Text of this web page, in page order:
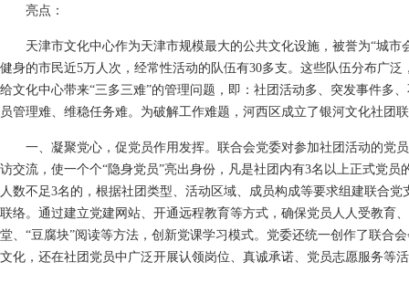
亮点：
天津市文化中心作为天津市规模最大的公共文化设施，被誉为“城市
健身的市民近5万人次，经常性活动的队伍有30多支。这些队伍分布广
给文化中心带来“三多三难”的管理问题，即：社团活动多、突发事件多
员管理难、维稳任务难。为破解工作难题，河西区成立了银河文化社团
一、凝聚党心，促党员作用发挥。联合会党委对参加社团活动的党
访交流，使一个个“隐身党员”亮出身份，凡是社团内有3名以上正式党员
人数不足3名的，根据社团类型、活动区域、成员构成等要求组建联合
联络。通过建立党建网站、开通远程教育等方式，确保党员人人受教育
堂、“豆腐块”阅读等方法，创新党课学习模式。党委还统一创作了联合
文化，还在社团党员中广泛开展认领岗位、真诚承诺、党员志愿服务等